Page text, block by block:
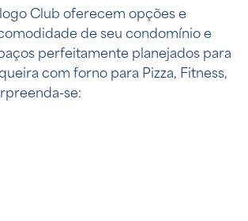
Club oferecem opções e
de seu condomínio e
perfeitamente planejados para
com forno para Pizza, Fitness,
se: